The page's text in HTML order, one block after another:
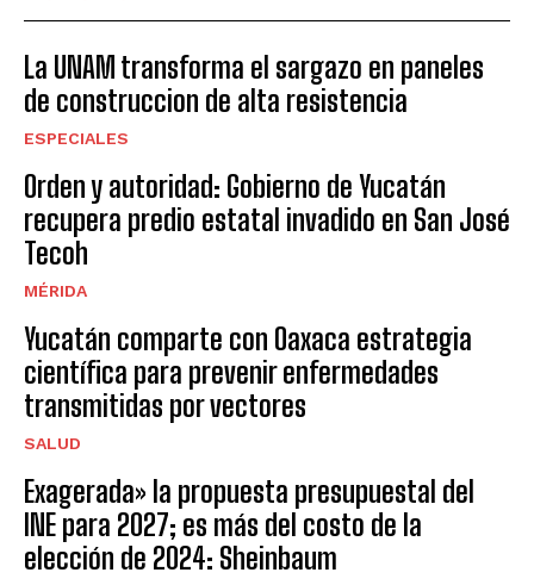
La UNAM transforma el sargazo en paneles
de construccion de alta resistencia
ESPECIALES
Orden y autoridad: Gobierno de Yucatán
recupera predio estatal invadido en San José
Tecoh
MÉRIDA
Yucatán comparte con Oaxaca estrategia
científica para prevenir enfermedades
transmitidas por vectores
SALUD
Exagerada» la propuesta presupuestal del
INE para 2027; es más del costo de la
elección de 2024: Sheinbaum